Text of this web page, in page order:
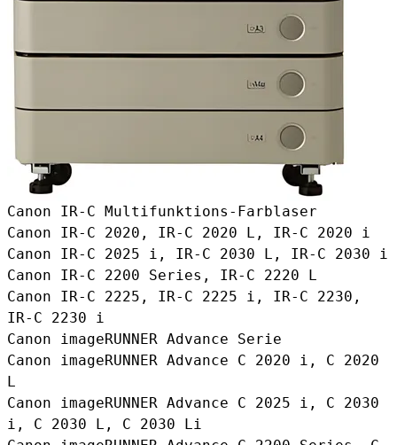
Canon IR-C Multifunktions-Farblaser
Canon IR-C 2020, IR-C 2020 L, IR-C 2020 i
Canon IR-C 2025 i, IR-C 2030 L, IR-C 2030 i
Canon IR-C 2200 Series, IR-C 2220 L
Canon IR-C 2225, IR-C 2225 i, IR-C 2230,
IR-C 2230 i
Canon imageRUNNER Advance Serie
Canon imageRUNNER Advance C 2020 i, C 2020
L
Canon imageRUNNER Advance C 2025 i, C 2030
i, C 2030 L, C 2030 Li